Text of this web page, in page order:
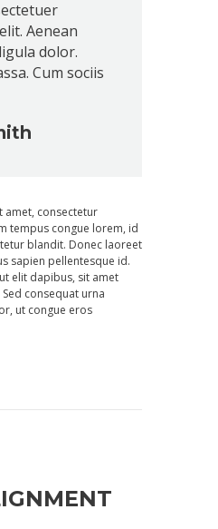
Aenean
dolor.
Cum sociis
amet, consectetur
tempus congue lorem, id
blandit. Donec laoreet
sapien pellentesque id.
elit dapibus, sit amet
consequat urna
ut congue eros